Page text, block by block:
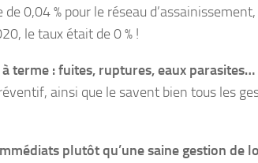
0,04 % pour le réseau d’assainissement,
le taux était de 0 % !
terme : fuites, ruptures, eaux parasites…
ainsi que le savent bien tous les
plutôt qu’une saine gestion de